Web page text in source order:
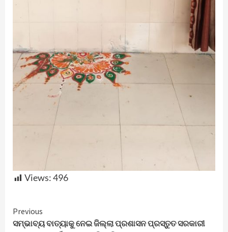
Views:496
Continue
Previous
ସମ୍ଭାବ୍ୟ ବାତ୍ୟାକୁ ନେଇ ଜିଲ୍ଲା ପ୍ରଶାସନ ପ୍ରସ୍ତୁତ ସରକାରୀ